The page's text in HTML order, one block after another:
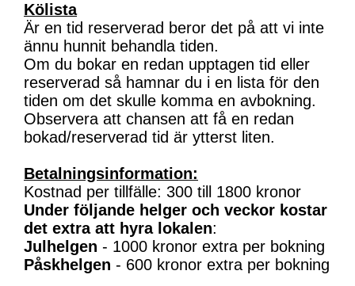
Kölista
Är en tid reserverad beror det på att vi inte
ännu hunnit behandla tiden.
Om du bokar en redan upptagen tid eller
reserverad så hamnar du i en lista för den
tiden om det skulle komma en avbokning.
Observera att chansen att få en redan
bokad/reserverad tid är ytterst liten.
Betalningsinformation:
Kostnad per tillfälle: 300 till 1800 kronor
Under följande helger och veckor kostar
det extra att hyra lokalen:
Julhelgen - 1000 kronor extra per bokning
Påskhelgen - 600 kronor extra per bokning